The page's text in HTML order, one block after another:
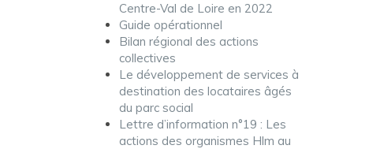
Centre-Val de Loire en 2022
Guide opérationnel
Bilan régional des actions
collectives
Le développement de services à
destination des locataires âgés
du parc social
Lettre d’information n°19 : Les
actions des organismes Hlm au